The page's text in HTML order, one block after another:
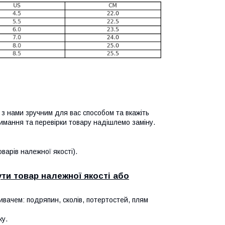
нами зручним для вас способом та вкажіть
та перевірки товару надішлемо заміну.
належної якості).
товар належної якості або
подряпин, сколів, потертостей, плям